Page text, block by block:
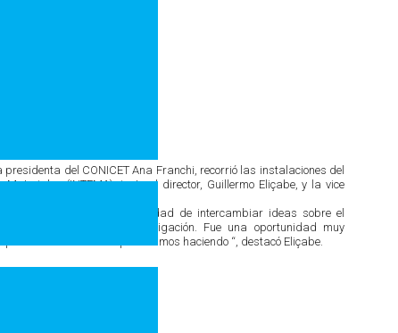
del CONICET Ana Franchi, recorrió las instalaciones del
(INTEMA), junto al director, Guillermo Eliçabe, y la vice
región. Tuvimos la oportunidad de intercambiar ideas sobre el
proyectos de investigación. Fue una oportunidad muy
mano todo lo que estamos haciendo “, destacó Eliçabe.